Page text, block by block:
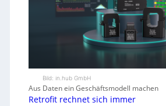
Bild: in.hub GmbH
Aus Daten ein Geschäftsmodell machen
Retrofit rechnet sich immer